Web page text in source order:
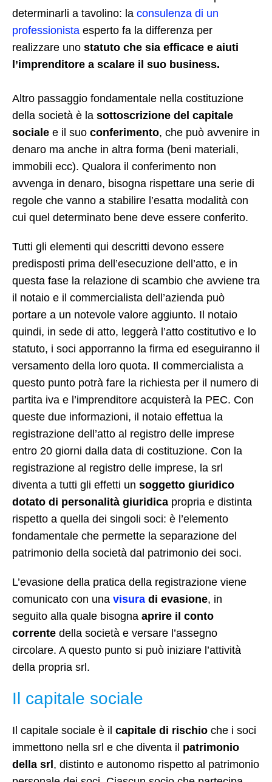
determinarli a tavolino: la consulenza di un
professionista esperto fa la differenza per
realizzare uno statuto che sia efficace e aiuti
l’imprenditore a scalare il suo business.
Altro passaggio fondamentale nella costituzione
della società è la sottoscrizione del capitale
sociale e il suo conferimento, che può avvenire in
denaro ma anche in altra forma (beni materiali,
immobili ecc). Qualora il conferimento non
avvenga in denaro, bisogna rispettare una serie di
regole che vanno a stabilire l’esatta modalità con
cui quel determinato bene deve essere conferito.
Tutti gli elementi qui descritti devono essere
predisposti prima dell’esecuzione dell’atto, e in
questa fase la relazione di scambio che avviene tra
il notaio e il commercialista dell’azienda può
portare a un notevole valore aggiunto. Il notaio
quindi, in sede di atto, leggerà l’atto costitutivo e lo
statuto, i soci apporranno la firma ed eseguiranno il
versamento della loro quota. Il commercialista a
questo punto potrà fare la richiesta per il numero di
partita iva e l’imprenditore acquisterà la PEC. Con
queste due informazioni, il notaio effettua la
registrazione dell’atto al registro delle imprese
entro 20 giorni dalla data di costituzione. Con la
registrazione al registro delle imprese, la srl
diventa a tutti gli effetti un soggetto giuridico
dotato di personalità giuridica propria e distinta
rispetto a quella dei singoli soci: è l’elemento
fondamentale che permette la separazione del
patrimonio della società dal patrimonio dei soci.
L’evasione della pratica della registrazione viene
comunicato con una visura di evasione, in
seguito alla quale bisogna aprire il conto
corrente della società e versare l’assegno
circolare. A questo punto si può iniziare l’attività
della propria srl.
Il capitale sociale
Il capitale sociale è il capitale di rischio che i soci
immettono nella srl e che diventa il patrimonio
della srl, distinto e autonomo rispetto al patrimonio